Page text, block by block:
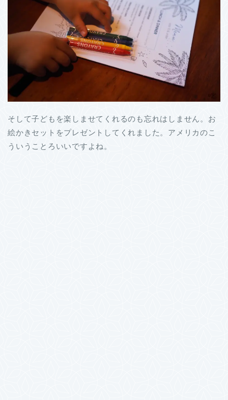
そして子どもを楽しませてくれるのも忘れはしません。お
絵かきセットをプレゼントしてくれました。アメリカのこ
ういうことろいいですよね。